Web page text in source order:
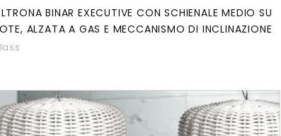
BINAR EXECUTIVE CON SCHIENALE MEDIO SU
ALZATA A GAS E MECCANISMO DI INCLINAZIONE